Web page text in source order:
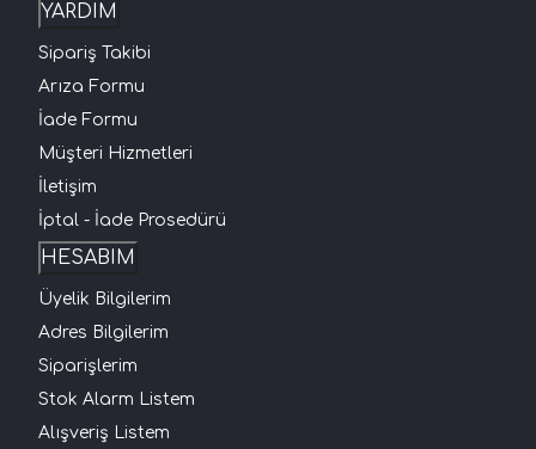
YARDIM
Sipariş Takibi
Arıza Formu
İade Formu
Müşteri Hizmetleri
İletişim
İptal - İade Prosedürü
HESABIM
Üyelik Bilgilerim
Adres Bilgilerim
Siparişlerim
Stok Alarm Listem
Alışveriş Listem